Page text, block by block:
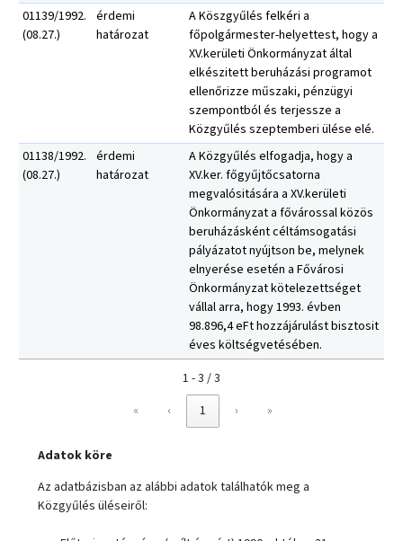
01139/1992.
(08.27.)
érdemi
határozat
A Köszgyűlés felkéri a
főpolgármester-helyettest, hogy a
XV.kerületi Önkormányzat által
elkészitett beruházási programot
ellenőrizze műszaki, pénzügyi
szempontból és terjessze a
Közgyűlés szeptemberi ülése elé.
01138/1992.
(08.27.)
érdemi
határozat
A Közgyűlés elfogadja, hogy a
XV.ker. főgyűjtőcsatorna
megvalósitására a XV.kerületi
Önkormányzat a fővárossal közös
beruházásként céltámsogatási
pályázatot nyújtson be, melynek
elnyerése esetén a Fővárosi
Önkormányzat kötelezettséget
vállal arra, hogy 1993. évben
98.896,4 eFt hozzájárulást bisztosit
éves költségvetésében.
1 - 3 / 3
«
‹ 1 › »
Adatok köre
Az adatbázisban az alábbi adatok találhatók meg a
Közgyűlés üléseiről: